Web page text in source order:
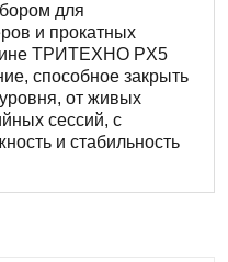
для
и прокатных
ТРИТЕХНО PX5
способное закрыть
от живых
сессий, с
и стабильность